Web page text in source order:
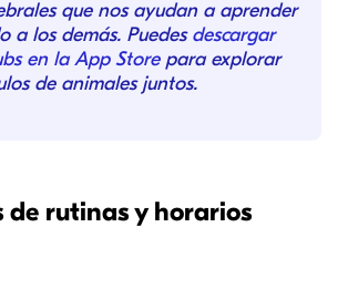
que nos ayudan a aprender
a los demás. Puedesdescargar
en la App Storepara explorar
de animales juntos.
de rutinas y horarios